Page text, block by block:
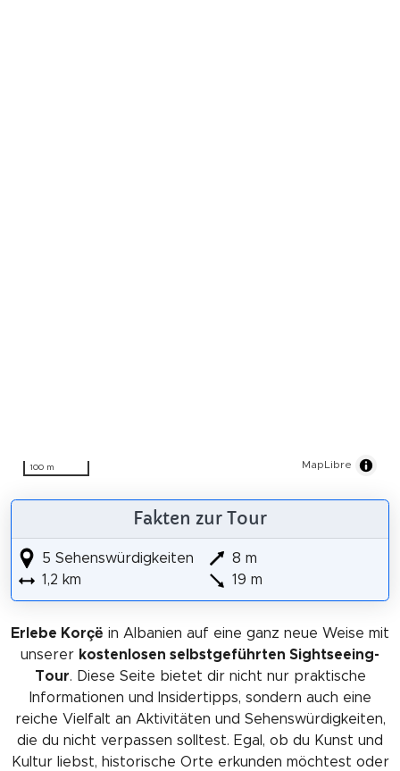
100 m MapLibre
Fakten zur Tour
5 Sehenswürdigkeiten
1,2 km
8 m
19 m
Erlebe Korçë in Albanien auf eine ganz neue Weise mit
unserer kostenlosen selbstgeführten Sightseeing-
Tour. Diese Seite bietet dir nicht nur praktische
Informationen und Insidertipps, sondern auch eine
reiche Vielfalt an Aktivitäten und Sehenswürdigkeiten,
die du nicht verpassen solltest. Egal, ob du Kunst und
Kultur liebst, historische Orte erkunden möchtest oder